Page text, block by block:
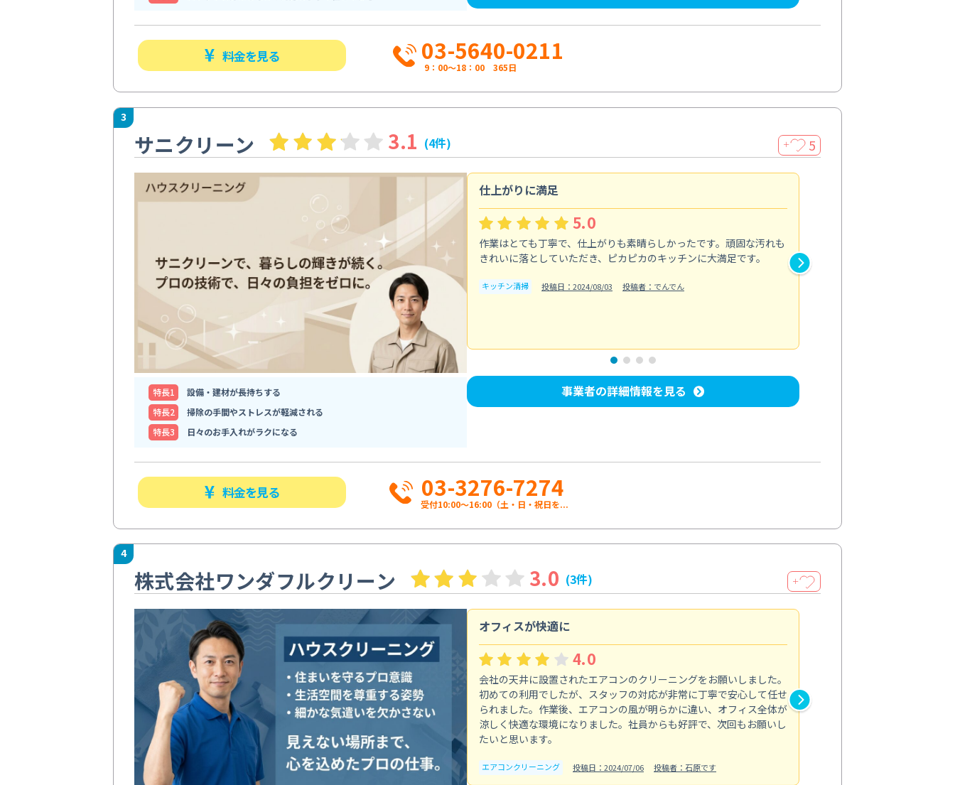
料金を見る 03-5640-0211
9：00～18：00 365日
3
サニクリーン 3.1 (4件) ＋ 5
特⻑1
設備・建材が長持ちする
特⻑2
掃除の手間やストレスが軽減される
特⻑3
日々のお手入れがラクになる
仕上がりに満足
5.0
作業はとても丁寧で、仕上がりも素晴らしかったです。頑固な汚れも
きれいに落としていただき、ピカピカのキッチンに大満足です。
キッチン清掃 投稿日：2024/08/03 投稿者：でんでん
事業者の詳細情報を見る
料金を見る 03-3276-7274
受付10:00〜16:00（土・日・祝日を...
4
株式会社ワンダフルクリーン 3.0 (3件) ＋
オフィスが快適に
4.0
会社の天井に設置されたエアコンのクリーニングをお願いしました。
初めての利用でしたが、スタッフの対応が非常に丁寧で安心して任せ
られました。作業後、エアコンの風が明らかに違い、オフィス全体が
涼しく快適な環境になりました。社員からも好評で、次回もお願いし
たいと思います。
エアコンクリーニング 投稿日：2024/07/06 投稿者：石原です